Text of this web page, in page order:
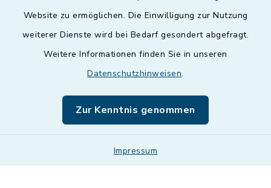
Website zu ermöglichen. Die Einwilligung zur Nutzung
weiterer Dienste wird bei Bedarf gesondert abgefragt.
Weitere Informationen finden Sie in unseren
Datenschutzhinweisen.
Zur Kenntnis genommen
Impressum
Barrierefreiheit
Impressum
Sitemap